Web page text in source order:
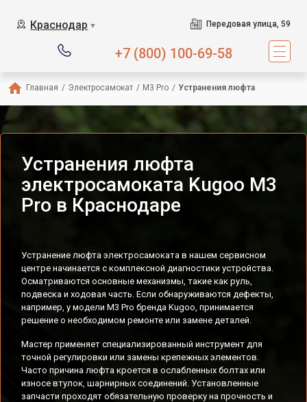
Краснодар ▼ Передовая улица, 59
+7 (800) 100-69-58
Главная / Электросамокат / M3 Pro / Устранения люфта
Устранения люфта
электросамоката Kugoo M3
Pro в Краснодаре
Устранение люфта электросамоката в нашем сервисном
центре начинается с комплексной диагностики устройства.
Осматриваются основные механизмы, такие как руль,
подвеска и ходовая часть. Если обнаруживаются дефекты,
например, у модели M3 Pro бренда Kugoo, принимается
решение о необходимом ремонте или замене деталей.
Мастер применяет специализированный инструмент для
точной регулировки или замены крепежных элементов.
Часто причина люфта кроется в ослабленных болтах или
износе втулок, шарнирных соединений. Установленные
запчасти проходят обязательную проверку на прочность и